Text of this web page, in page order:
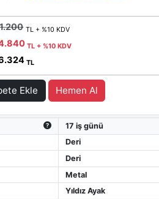
TL + %10 KDV
TL + %10 KDV
TL
Ekle Hemen Al
17 iş günü
Deri
Deri
Metal
Yıldız Ayak